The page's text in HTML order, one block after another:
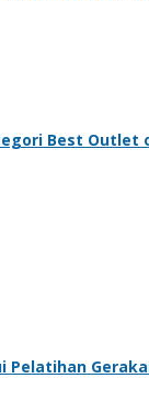
Best Outlet
Pelatihan